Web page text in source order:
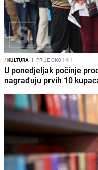
/KULTURA I PRIJE OKO 14H
U ponedjeljak počinje
nagrađuju prvih 10